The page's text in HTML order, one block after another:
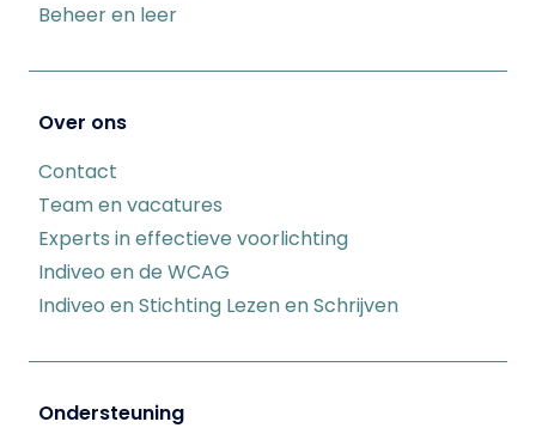
Beheer en leer
Over ons
Contact
Team en vacatures
Experts in effectieve voorlichting
Indiveo en de WCAG
Indiveo en Stichting Lezen en Schrijven
Ondersteuning